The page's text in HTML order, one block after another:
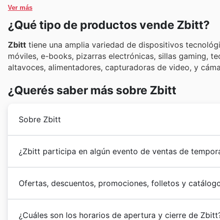
Ver más
¿Qué tipo de productos vende Zbitt?
Zbitt tiene una amplia variedad de dispositivos
móviles, e-books, pizarras electrónicas, sillas gaming,
altavoces, alimentadores, capturadoras de video, y
¿Querés saber más sobre Zbitt
Sobre Zbitt
Zbittcomenzó a crecer con gran éxito por la región,
¿Zbitt participa en algún evento de ventas de
publicamos, ofreciendodescuentosyfolletosde los
especiales para eventos como las rebajas de
las rebajas de invierno, así como las campañas de
Ofertas, descuentos, promociones, folletos y
¿Cuáles son los horarios de apertura y cierre de